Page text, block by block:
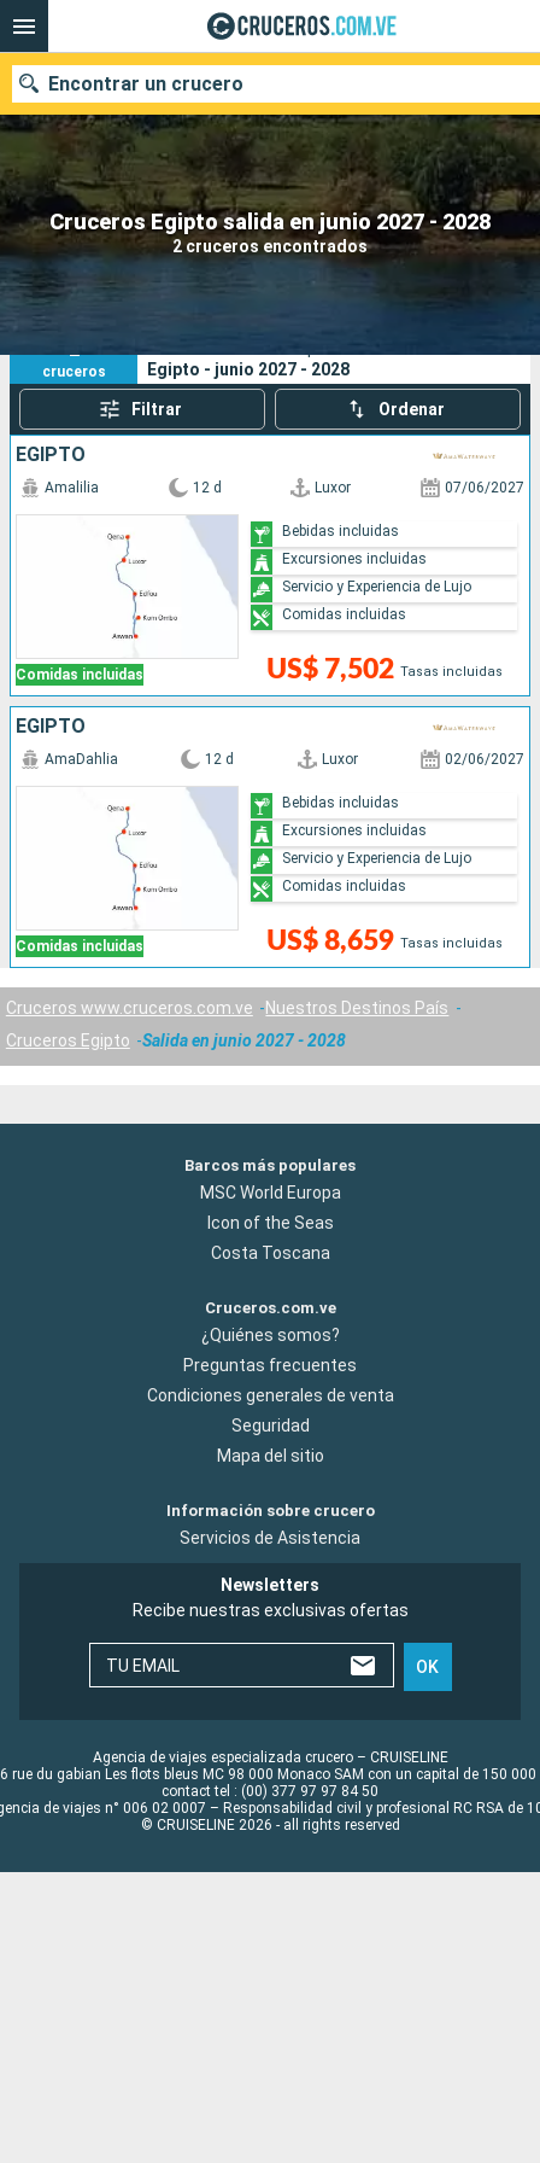
Cruceros Egipto salida en junio 2027 - 2028
2 cruceros encontrados
Encontrar un crucero
Nuestros destinos
Buscar
2
cruceros
Egipto - junio 2027 - 2028
Filtrar Ordenar
EGIPTO
Comidas incluidas
Amalilia 12 d Luxor 07/06/2027
US$ 7,502 Tasas incluidas
Bebidas incluidas
Excursiones incluidas
Servicio y Experiencia de Lujo
Comidas incluidas
EGIPTO
Comidas incluidas
AmaDahlia 12 d Luxor 02/06/2027
US$ 8,659 Tasas incluidas
Bebidas incluidas
Excursiones incluidas
Servicio y Experiencia de Lujo
Comidas incluidas
Cruceros www.cruceros.com.ve
Nuestros Destinos País
Cruceros Egipto
Salida en junio 2027 - 2028
Barcos más populares
MSC World Europa
Icon of the Seas
Costa Toscana
Cruceros.com.ve
¿Quiénes somos?
Preguntas frecuentes
Condiciones generales de venta
Seguridad
Mapa del sitio
Información sobre crucero
Servicios de Asistencia
Newsletters
Recibe nuestras exclusivas ofertas
TU EMAIL OK
Agencia de viajes especializada crucero – CRUISELINE
rue du gabian Les flots bleus MC 98 000 Monaco SAM con un capital de 150 000
contact tel : (00) 377 97 97 84 50
de viajes n° 006 02 0007 – Responsabilidad civil y profesional RC RSA de
© CRUISELINE 2026 - all rights reserved